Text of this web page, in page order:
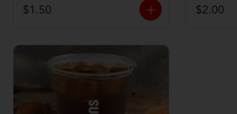
$1.50 $2.00